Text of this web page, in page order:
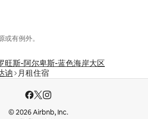
有例外。
旺斯-阿尔卑斯-蓝色海岸大区
讷 月租住宿
© 2026 Airbnb, Inc.